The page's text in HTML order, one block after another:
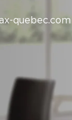
quebec.com